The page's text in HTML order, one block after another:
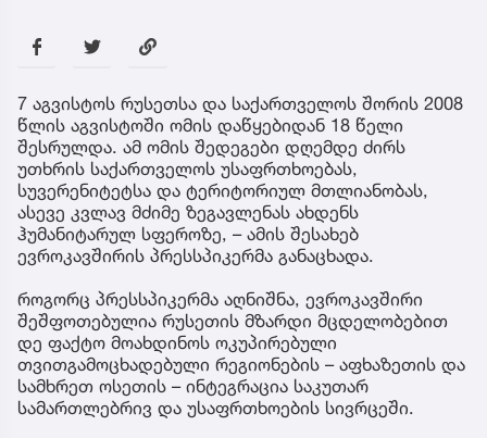
7 აგვისტოს რუსეთსა და საქართველოს შორის 2008
წლის აგვისტოში ომის დაწყებიდან 18 წელი
შესრულდა. ამ ომის შედეგები დღემდე ძირს
უთხრის საქართველოს უსაფრთხოებას,
სუვერენიტეტსა და ტერიტორიულ მთლიანობას,
ასევე კვლავ მძიმე ზეგავლენას ახდენს
ჰუმანიტარულ სფეროზე, – ამის შესახებ
ევროკავშირის პრესსპიკერმა განაცხადა.
როგორც პრესსპიკერმა აღნიშნა, ევროკავშირი
შეშფოთებულია რუსეთის მზარდი მცდელობებით
დე ფაქტო მოახდინოს ოკუპირებული
თვითგამოცხადებული რეგიონების – აფხაზეთის და
სამხრეთ ოსეთის – ინტეგრაცია საკუთარ
სამართლებრივ და უსაფრთხოების სივრცეში.